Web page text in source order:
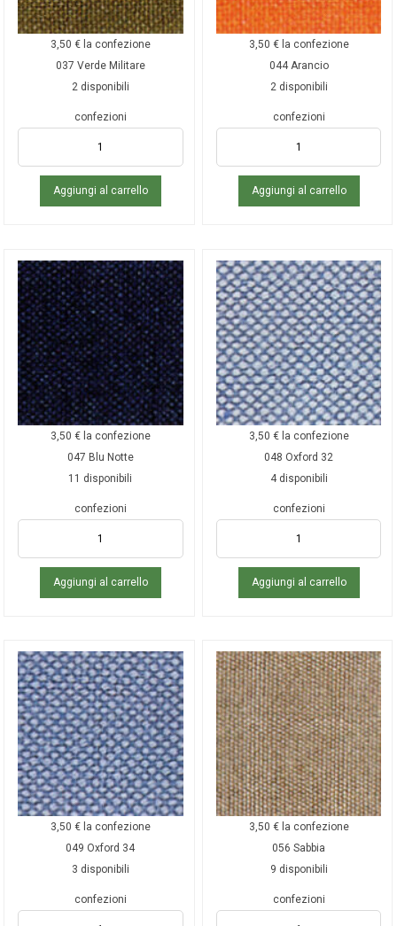
3,50 € la confezione
037 Verde Militare
2 disponibili
confezioni
Aggiungi al carrello
3,50 € la confezione
044 Arancio
2 disponibili
confezioni
Aggiungi al carrello
3,50 € la confezione
047 Blu Notte
11 disponibili
confezioni
Aggiungi al carrello
3,50 € la confezione
048 Oxford 32
4 disponibili
confezioni
Aggiungi al carrello
3,50 € la confezione
049 Oxford 34
3 disponibili
confezioni
3,50 € la confezione
056 Sabbia
9 disponibili
confezioni